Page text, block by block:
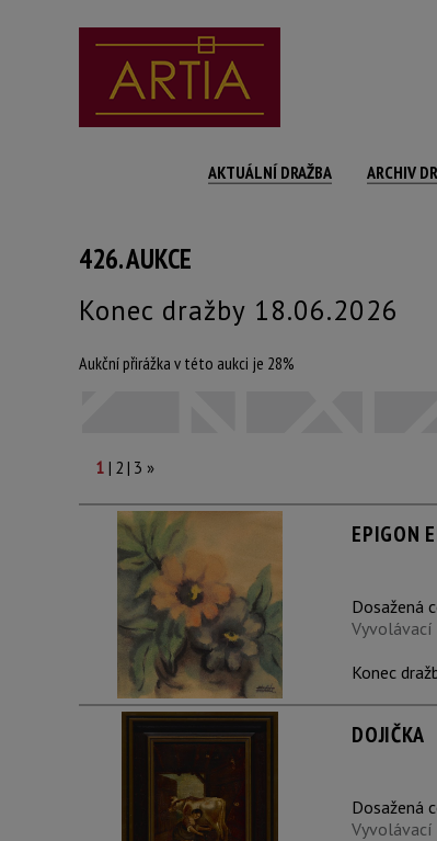
AKTUÁLNÍ DRAŽBA ARCHIV
426. AUKCE
Konec dražby 18.06.2026
Aukční přirážka v této aukci je 28%
1 | 2 | 3 »
EPIGON
Dosažená
Vyvolávací
Konec
DOJIČKA
Dosažená
Vyvolávací